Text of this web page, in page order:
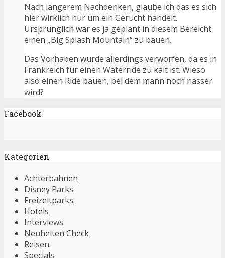
Nach längerem Nachdenken, glaube ich das es sich
hier wirklich nur um ein Gerücht handelt.
Ursprünglich war es ja geplant in diesem Bereicht
einen „Big Splash Mountain“ zu bauen.
Das Vorhaben wurde allerdings verworfen, da es in
Frankreich für einen Waterride zu kalt ist. Wieso
also einen Ride bauen, bei dem mann noch nasser
wird?
Facebook
Kategorien
Achterbahnen
Disney Parks
Freizeitparks
Hotels
Interviews
Neuheiten Check
Reisen
Specials